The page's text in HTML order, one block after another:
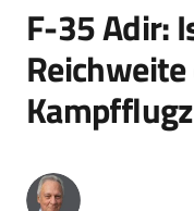
F-35 Adir: